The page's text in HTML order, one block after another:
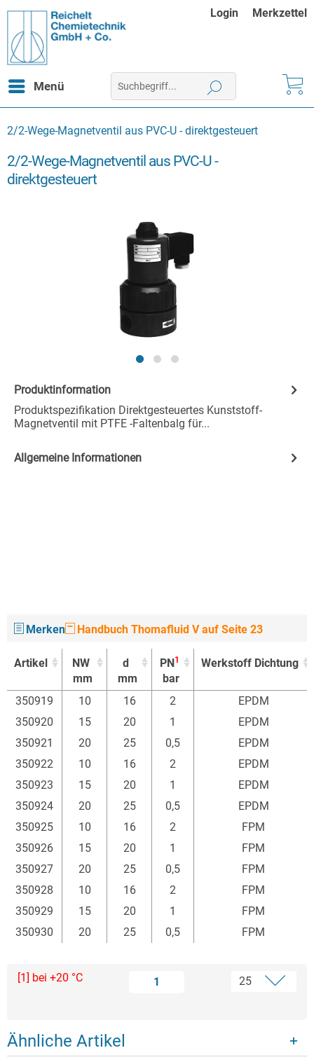
Login Merkzettel
Menü
2/2-Wege-Magnetventil aus PVC-U - direktgesteuert
2/2-Wege-Magnetventil aus PVC-U -
direktgesteuert
Produktinformation
Produktspezifikation Direktgesteuertes Kunststoff-
Magnetventil mit PTFE -Faltenbalg für...
Allgemeine Informationen
Merken Handbuch Thomafluid V auf Seite 23
Artikel
NW
mm
d
mm
PN1
bar
Werkstoff Dichtung
Artikel
NW
d
PN1 Werkstoff Dichtung
350919 10 16 2
EPDM
350920
15 20 1
EPDM
350921
20 25 0,5
EPDM
350922
10 16 2
EPDM
350923
15 20 1
EPDM
350924
20 25 0,5
EPDM
350925
10 16 2
FPM
350926
15 20 1
FPM
350927
20 25 0,5
FPM
350928
10 16 2
FPM
350929
15 20 1
FPM
350930
20 25 0,5 FPM
1
[1] bei +20 °C
Ähnliche Artikel